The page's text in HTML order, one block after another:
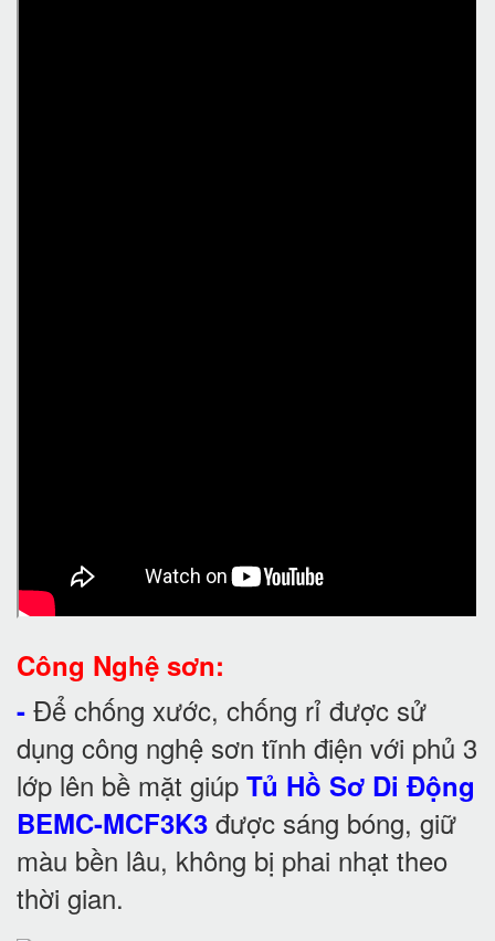
Công Nghệ sơn:
- Để chống xước, chống rỉ được sử
dụng công nghệ sơn tĩnh điện với phủ 3
lớp lên bề mặt giúp Tủ Hồ Sơ Di Động
BEMC-MCF3K3 được sáng bóng, giữ
màu bền lâu, không bị phai nhạt theo
thời gian.